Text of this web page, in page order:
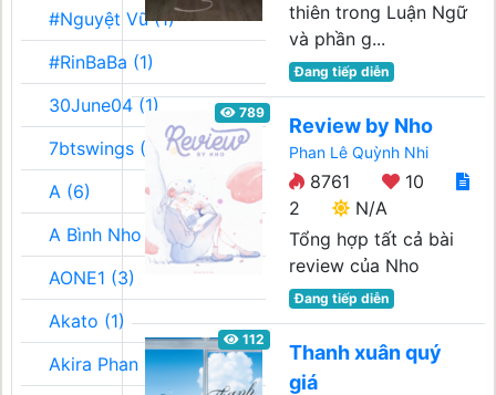
#Nguyệt Vũ (1)
#RinBaBa (1)
30June04 (1)
7btswings (3)
A (6)
A Bình Nho (2)
AONE1 (3)
Akato (1)
Akira Phan (3)
thiên trong Luận Ngữ
và phần g...
Đang tiếp diễn
789
Review by Nho
Phan Lê Quỳnh Nhi
8761
10
2
N/A
Tổng hợp tất cả bài
review của Nho
Đang tiếp diễn
112
Thanh xuân quý
giá